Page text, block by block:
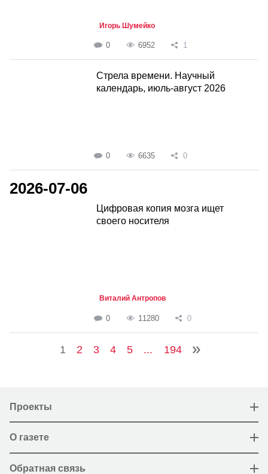
Игорь Шумейко
0 6952 1
Стрела времени. Научный
календарь, июль-август 2026
0 6635 0
2026-07-06
Цифровая копия мозга ищет
своего носителя
Виталий Антропов
0 11280 0
1 2 3 4 5 ... 194
Проекты
О газете
Обратная связь